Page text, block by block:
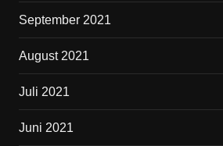
September 2021
August 2021
Juli 2021
Juni 2021